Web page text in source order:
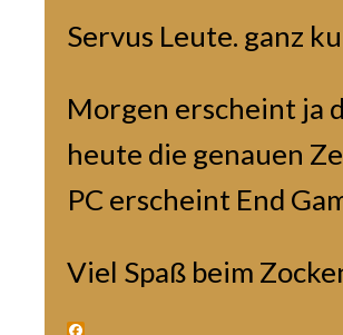
Servus Leute. ganz
Morgen erscheint ja
heute die genauen
PC erscheint End
Viel Spaß beim